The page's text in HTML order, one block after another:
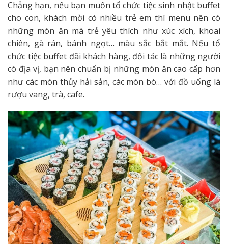
Chẳng hạn, nếu bạn muốn tổ chức tiệc sinh nhật buffet
cho con, khách mời có nhiều trẻ em thì menu nên có
những món ăn mà trẻ yêu thích như xúc xích, khoai
chiên, gà rán, bánh ngọt… màu sắc bắt mắt. Nếu tổ
chức tiệc buffet đãi khách hàng, đối tác là những người
có địa vị, bạn nên chuẩn bị những món ăn cao cấp hơn
như các món thủy hải sản, các món bò… với đồ uống là
rượu vang, trà, cafe.